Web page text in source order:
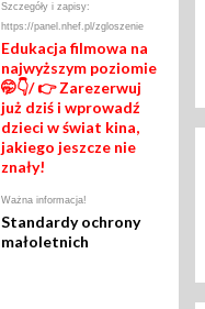
Szczegóły i zapisy:
https://panel.nhef.pl/zgloszenie
Edukacja filmowa na
najwyższym poziomie
🤭👇/ 👉 Zarezerwuj
już dziś i wprowadź
dzieci w świat kina,
jakiego jeszcze nie
znały!
Ważna informacja!
Standardy ochrony
małoletnich